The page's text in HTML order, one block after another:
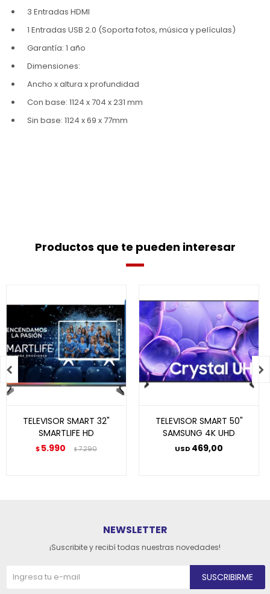
3 Entradas HDMI
1 Entradas USB 2.0 (Soporta fotos, música y películas)
Garantía: 1 año
Dimensiones:
Ancho x altura x profundidad
Con base: 1124 x 704 x 231 mm
Sin base: 1124 x 69 x 77mm
Productos que te pueden interesar
TELEVISOR SMART 32"
SMARTLIFE HD
$5.990 $7.290
TELEVISOR SMART 50"
SAMSUNG 4K UHD
USD 469,00
 
NEWSLETTER
¡Suscribite y recibí todas nuestras novedades!
SUSCRIBIRME